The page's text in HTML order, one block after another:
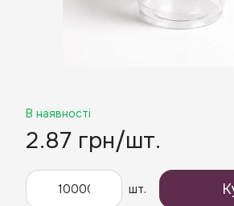
В наявності
2.87 грн/шт.
шт.